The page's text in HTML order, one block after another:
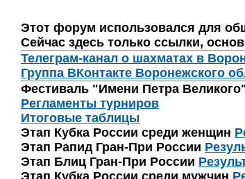
Этот форум использовался для
Сейчас здесь только ссылки,
Телеграм-канал о шахматах в
Группа ВКонтакте Воронежского
Фестиваль "Имени Петра
Регламенты турниров
Итоговые таблицы
Этап Кубка России среди женщин
Этап Рапид Гран-При России
Этап Блиц Гран-При России
Этап Кубка России среди мужчин